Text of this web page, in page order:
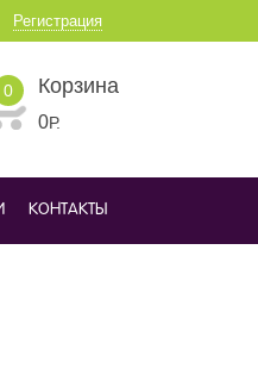
Регистрация
0 Корзина
0Р.
КОНТАКТЫ